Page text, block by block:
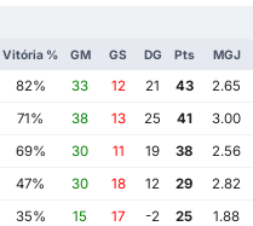
Vitória % GM GS DG Pts MGJ
82% 33 12 21 43
2.65
71% 38 13 25 41
3.00
69% 30 11 19 38
2.56
47% 30 18 12 29
2.82
35% 15 17 -2 25
1.88